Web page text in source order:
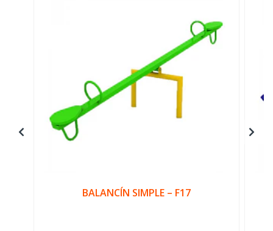
BALANCÍN SIMPLE – F17